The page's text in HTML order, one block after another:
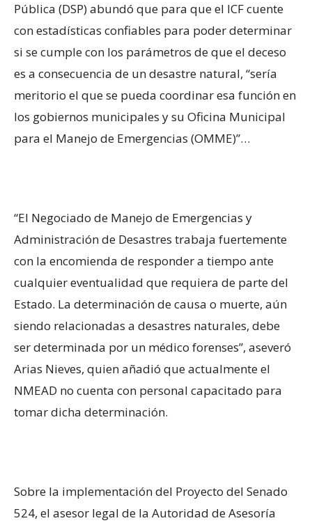
Pública (DSP) abundó que para que el ICF cuente
con estadísticas confiables para poder determinar
si se cumple con los parámetros de que el deceso
es a consecuencia de un desastre natural, “sería
meritorio el que se pueda coordinar esa función en
los gobiernos municipales y su Oficina Municipal
para el Manejo de Emergencias (OMME)”…
“El Negociado de Manejo de Emergencias y
Administración de Desastres trabaja fuertemente
con la encomienda de responder a tiempo ante
cualquier eventualidad que requiera de parte del
Estado. La determinación de causa o muerte, aún
siendo relacionadas a desastres naturales, debe
ser determinada por un médico forenses”, aseveró
Arias Nieves, quien añadió que actualmente el
NMEAD no cuenta con personal capacitado para
tomar dicha determinación.
Sobre la implementación del Proyecto del Senado
524, el asesor legal de la Autoridad de Asesoría